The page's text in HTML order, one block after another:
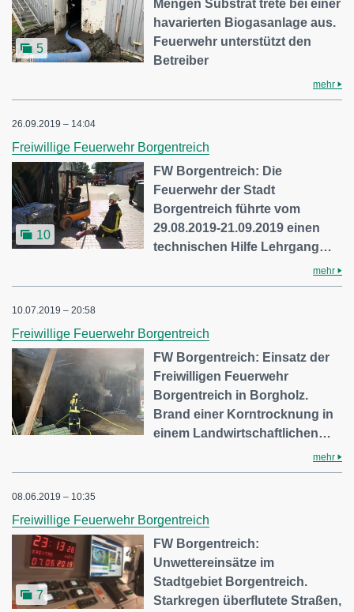
5
Mengen Substrat trete bei einer
havarierten Biogasanlage aus.
Feuerwehr unterstützt den
Betreiber
mehr
26.09.2019 – 14:04
Freiwillige Feuerwehr Borgentreich
10
FW Borgentreich: Die
Feuerwehr der Stadt
Borgentreich führte vom
29.08.2019-21.09.2019 einen
technischen Hilfe Lehrgang…
mehr
10.07.2019 – 20:58
Freiwillige Feuerwehr Borgentreich
FW Borgentreich: Einsatz der
Freiwilligen Feuerwehr
Borgentreich in Borgholz.
Brand einer Korntrocknung in
einem Landwirtschaftlichen…
mehr
08.06.2019 – 10:35
Freiwillige Feuerwehr Borgentreich
7
FW Borgentreich:
Unwettereinsätze im
Stadtgebiet Borgentreich.
Starkregen überflutete Straßen,